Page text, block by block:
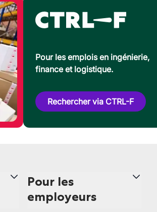
Pour les emplois en ingénierie,
finance et logistique.
Rechercher via CTRL-F
Pour les
employeurs